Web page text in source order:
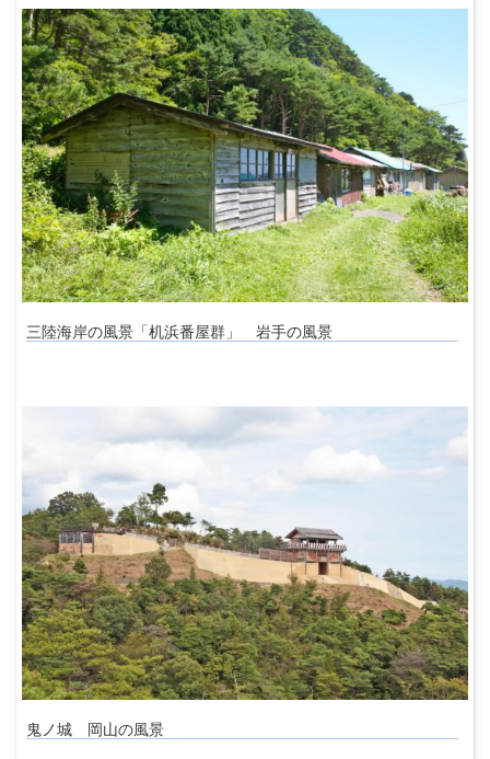
三陸海岸の風景「机浜番屋群」 岩手の風景
鬼ノ城 岡山の風景